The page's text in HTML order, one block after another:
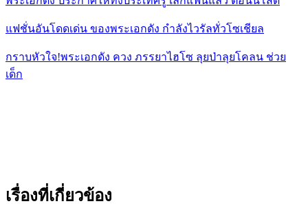
แฟชั่นอันโดดเด่น ของพระเอกดัง กำลังไวรัลทั่วโซเชียล
กราบหัวใจ!พระเอกดัง ควง ภรรยาไฮโซ ลุยป่าลุยโคลน ช่วย
เด็ก
เรื่องที่เกี่ยวข้อง